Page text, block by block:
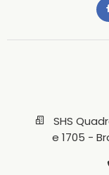
SHS
e 1705 -